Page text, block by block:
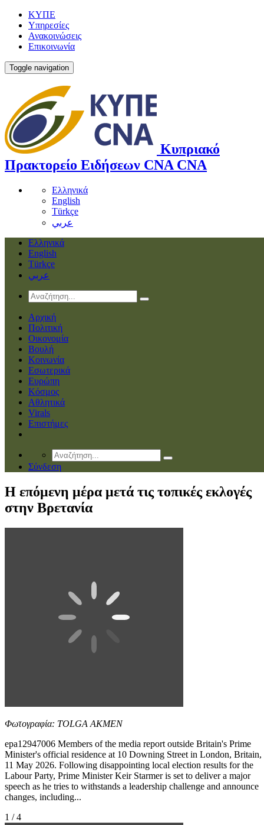
ΚΥΠΕ
Υπηρεσίες
Ανακοινώσεις
Επικοινωνία
Toggle navigation
Κυπριακό
Πρακτορείο Ειδήσεων CNA CNA
Ελληνικά
English
Türkçe
عربي
Ελληνικά
English
Türkçe
عربي
Αρχική
Πολιτική
Οικονομία
Βουλή
Κοινωνία
Εσωτερικά
Ευρώπη
Κόσμος
Αθλητικά
Virals
Επιστήμες
Σύνδεση
Η επόμενη μέρα μετά τις τοπικές εκλογές
στην Βρετανία
Φωτογραφία: TOLGA AKMEN
epa12947006 Members of the media report outside Britain's Prime
Minister's official residence at 10 Downing Street in London, Britain,
11 May 2026. Following disappointing local election results for the
Labour Party, Prime Minister Keir Starmer is set to deliver a major
speech as he tries to withstands a leadership challenge and announce
changes, including...
1 / 4